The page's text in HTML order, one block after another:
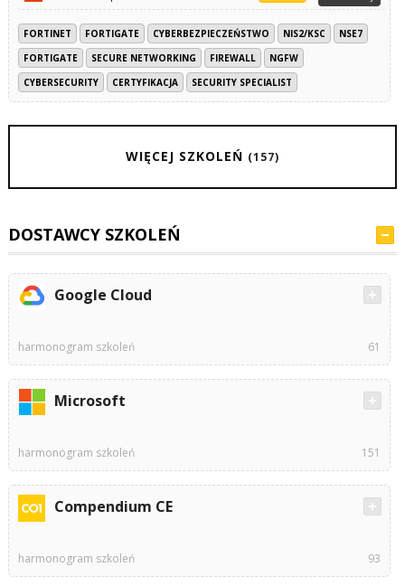
FORTINET FORTIGATE CYBERBEZPIECZEŃSTWO NIS2/KSC
NSE7
FORTIGATE
SECURE NETWORKING FIREWALL
NGFW
CYBERSECURITY
CERTYFIKACJA SECURITY SPECIALIST
WIĘCEJ SZKOLEŃ (157)
DOSTAWCY SZKOLEŃ
Google Cloud
harmonogram szkoleń 61
Microsoft
harmonogram szkoleń 151
Compendium CE
harmonogram szkoleń 93